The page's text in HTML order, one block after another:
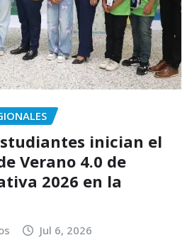
inician el
Verano 4.0 de
2026 en la
Jul 6, 2026